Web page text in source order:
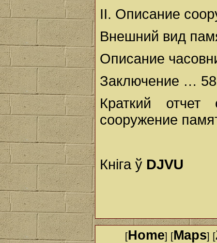
II. Описание
Внешний вид
Описание
Заключение … 58
Краткий
сооружение
Кніга ў DJVU
[Home] [Maps] [